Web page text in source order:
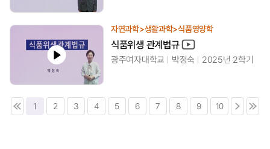
자연과학>생활과학>식품영양학
식품위생 관계법규
광주여자대학교 박정숙 2025년 2학기
1 2 3 4 5 6 7 8 9 10